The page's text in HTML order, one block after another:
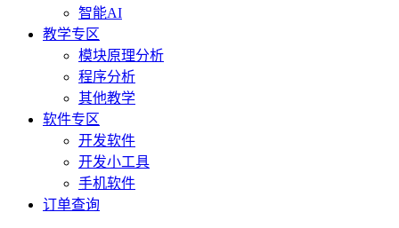
智能AI
教学专区
模块原理分析
程序分析
其他教学
软件专区
开发软件
开发小工具
手机软件
订单查询